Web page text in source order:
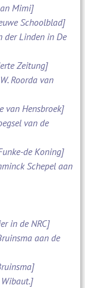
Mimi]
Schoolblad]
der Linden in De
Zeitung]
Roorda van
van Hensbroek]
van de
de Koning]
Schepel aan
in de NRC]
aan de
Wibaut.]